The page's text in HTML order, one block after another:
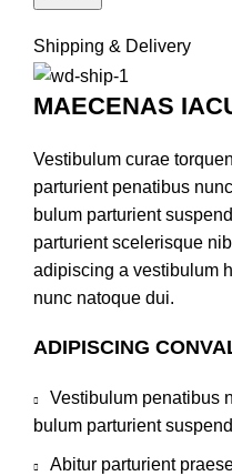
Shipping & Delivery
MAECENAS
Vestibulum curae
parturient penatibus
bulum parturient
parturient scelerisque
adipiscing a vestibulum
nunc natoque dui.
ADIPISCING
Vestibulum penatibus
bulum parturient
Abitur parturient